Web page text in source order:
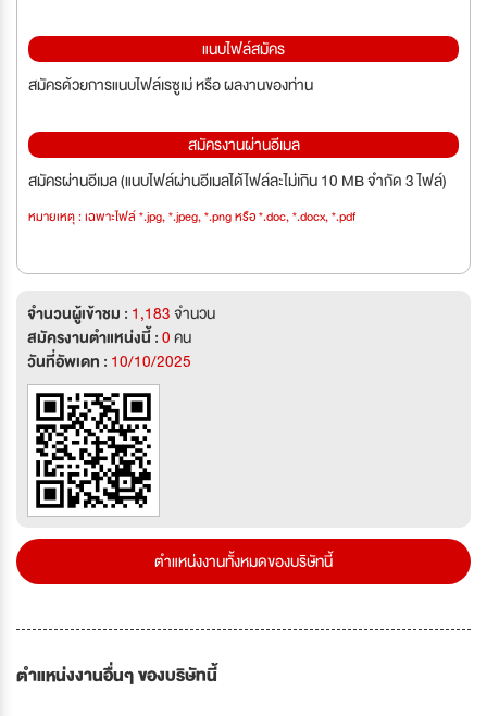
แนบไฟล์สมัคร
สมัครด้วยการแนบไฟล์เรซูเม่ หรือ ผลงานของท่าน
สมัครงานผ่านอีเมล
สมัครผ่านอีเมล (แนบไฟล์ผ่านอีเมลได้ไฟล์ละไม่เกิน 10 MB จำกัด 3 ไฟล์)
หมายเหตุ : เฉพาะไฟล์ *.jpg, *.jpeg, *.png หรือ *.doc, *.docx, *.pdf
จำนวนผู้เข้าชม : 1,183จำนวน
สมัครงานตำแหน่งนี้ :0คน
วันที่อัพเดท : 10/10/2025
ตำแหน่งงานทั้งหมดของบริษัทนี้
ตำแหน่งงานอื่นๆ ของบริษัทนี้